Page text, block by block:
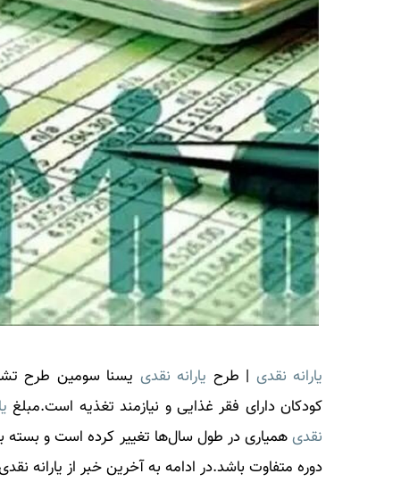
یارانه نقدی | طرح یارانه نقدی
کودکان دارای فقر غذایی و نیازمند تغذیه است.مبلغ
نقدیهمیاری در طول سال‌ها تغییر کرده است و
دوره متفاوت باشد.در ادامه به آخرین خبر از یارانه